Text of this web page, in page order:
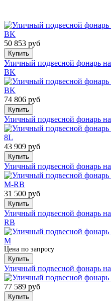
50 853 руб
Купить
Уличный подвесной фонарь
BK
74 806 руб
Купить
Уличный подвесной фонарь
43 909 руб
Купить
Уличный подвесной фонарь
31 500 руб
Купить
Уличный подвесной фонарь
RB
Цена по запросу
Купить
Уличный подвесной фонарь
77 589 руб
Купить